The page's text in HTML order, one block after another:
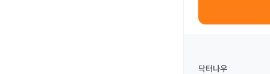
닥터나우